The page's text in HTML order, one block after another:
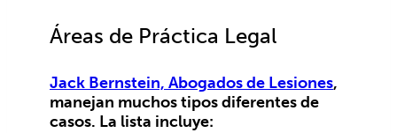
Áreas de Práctica Legal
Jack Bernstein, Abogados de Lesiones,
manejan muchos tipos diferentes de
casos. La lista incluye: